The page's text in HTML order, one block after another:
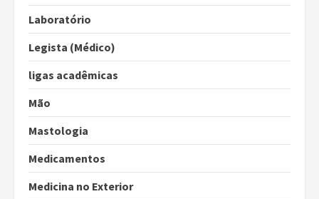
Laboratório
Legista (Médico)
ligas acadêmicas
Mão
Mastologia
Medicamentos
Medicina no Exterior